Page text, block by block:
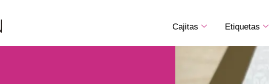
Cajitas Etiquetas